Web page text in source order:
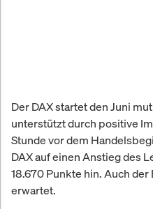
Der DAX startet den Juni
unterstützt durch positive
Stunde vor dem
DAX auf einen Anstieg des
18.670 Punkte hin. Auch
erwartet.